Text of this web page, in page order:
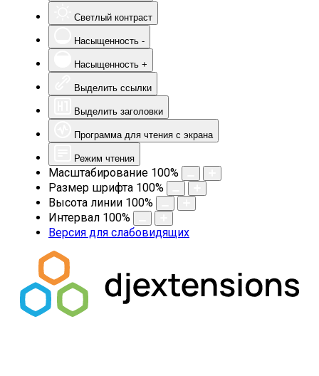
Светлый контраст
Насыщенность -
Насыщенность +
Выделить ссылки
Выделить заголовки
Программа для чтения с экрана
Режим чтения
Масштабирование 100%
Размер шрифта 100%
Высота линии 100%
Интервал 100%
Версия для слабовидящих